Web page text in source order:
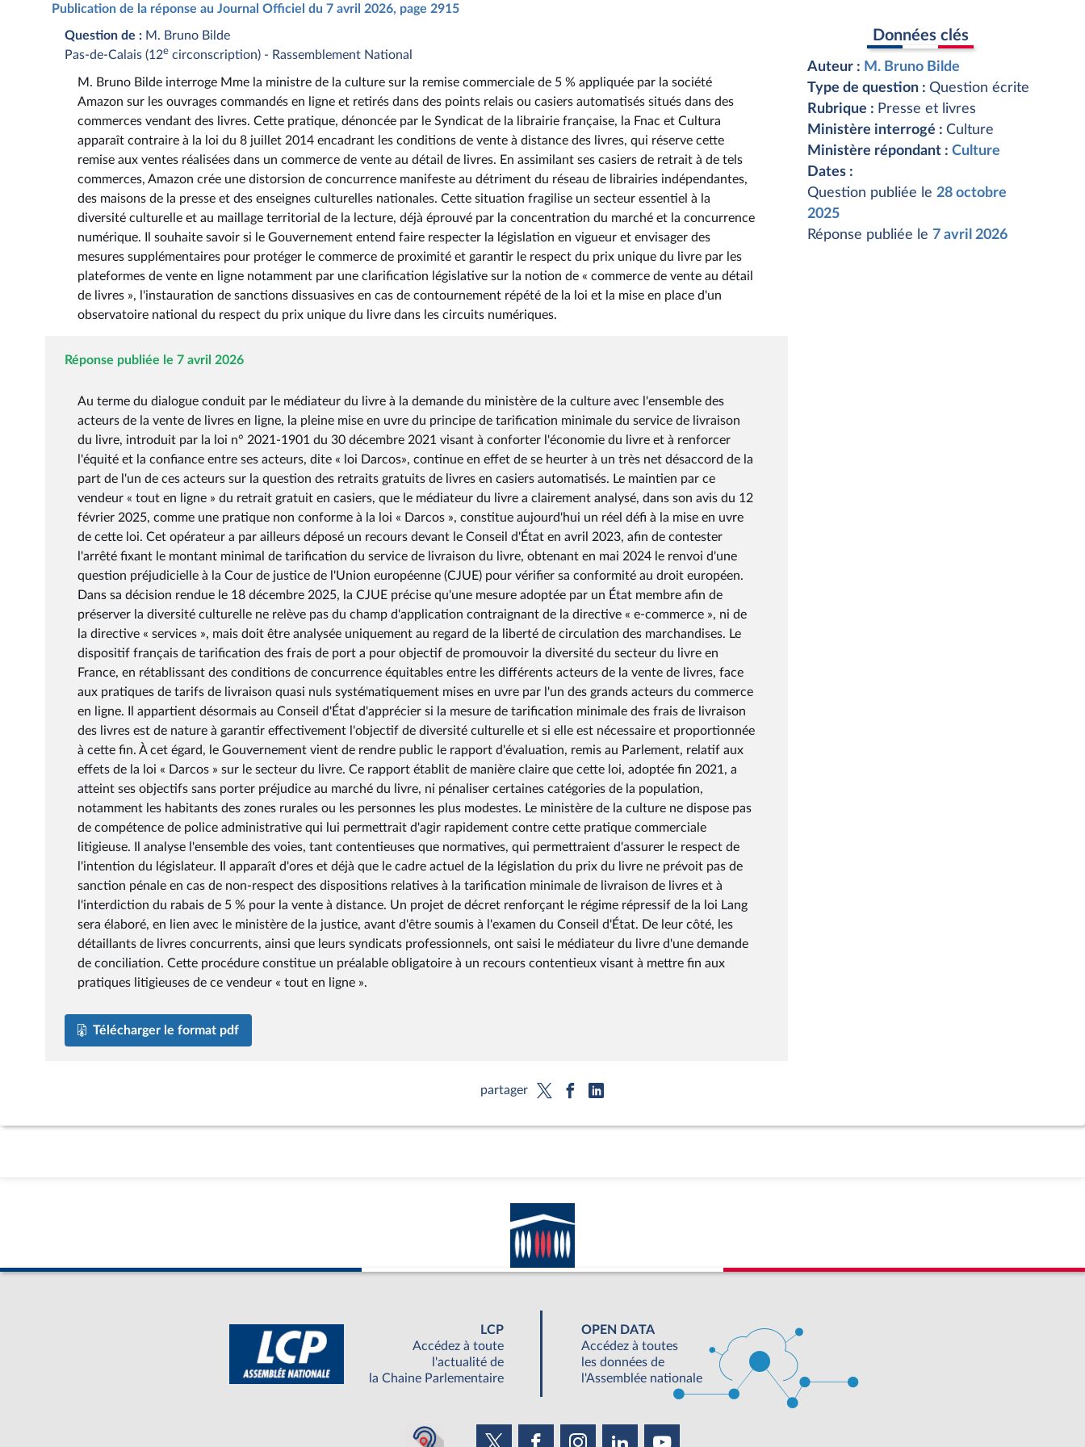
Publication de la réponse au Journal Officiel du 7 avril 2026, page 2915
Question de : M. Bruno Bilde
Pas-de-Calais (12e circonscription) - Rassemblement National
M. Bruno Bilde interroge Mme la ministre de la culture sur la remise commerciale de 5 % appliquée par la société
Amazon sur les ouvrages commandés en ligne et retirés dans des points relais ou casiers automatisés situés dans des
commerces vendant des livres. Cette pratique, dénoncée par le Syndicat de la librairie française, la Fnac et Cultura
apparaît contraire à la loi du 8 juillet 2014 encadrant les conditions de vente à distance des livres, qui réserve cette
remise aux ventes réalisées dans un commerce de vente au détail de livres. En assimilant ses casiers de retrait à de tels
commerces, Amazon crée une distorsion de concurrence manifeste au détriment du réseau de librairies indépendantes,
des maisons de la presse et des enseignes culturelles nationales. Cette situation fragilise un secteur essentiel à la
diversité culturelle et au maillage territorial de la lecture, déjà éprouvé par la concentration du marché et la concurrence
numérique. Il souhaite savoir si le Gouvernement entend faire respecter la législation en vigueur et envisager des
mesures supplémentaires pour protéger le commerce de proximité et garantir le respect du prix unique du livre par les
plateformes de vente en ligne notamment par une clarification législative sur la notion de « commerce de vente au détail
de livres », l'instauration de sanctions dissuasives en cas de contournement répété de la loi et la mise en place d'un
observatoire national du respect du prix unique du livre dans les circuits numériques.
Réponse publiée le 7 avril 2026
Au terme du dialogue conduit par le médiateur du livre à la demande du ministère de la culture avec l'ensemble des
acteurs de la vente de livres en ligne, la pleine mise en uvre du principe de tarification minimale du service de livraison
du livre, introduit par la loi n° 2021-1901 du 30 décembre 2021 visant à conforter l'économie du livre et à renforcer
l'équité et la confiance entre ses acteurs, dite « loi Darcos», continue en effet de se heurter à un très net désaccord de la
part de l'un de ces acteurs sur la question des retraits gratuits de livres en casiers automatisés. Le maintien par ce
vendeur « tout en ligne » du retrait gratuit en casiers, que le médiateur du livre a clairement analysé, dans son avis du 12
février 2025, comme une pratique non conforme à la loi « Darcos », constitue aujourd'hui un réel défi à la mise en uvre
de cette loi. Cet opérateur a par ailleurs déposé un recours devant le Conseil d'État en avril 2023, afin de contester
l'arrêté fixant le montant minimal de tarification du service de livraison du livre, obtenant en mai 2024 le renvoi d'une
question préjudicielle à la Cour de justice de l'Union européenne (CJUE) pour vérifier sa conformité au droit européen.
Dans sa décision rendue le 18 décembre 2025, la CJUE précise qu'une mesure adoptée par un État membre afin de
préserver la diversité culturelle ne relève pas du champ d'application contraignant de la directive « e-commerce », ni de
la directive « services », mais doit être analysée uniquement au regard de la liberté de circulation des marchandises. Le
dispositif français de tarification des frais de port a pour objectif de promouvoir la diversité du secteur du livre en
France, en rétablissant des conditions de concurrence équitables entre les différents acteurs de la vente de livres, face
aux pratiques de tarifs de livraison quasi nuls systématiquement mises en uvre par l'un des grands acteurs du commerce
en ligne. Il appartient désormais au Conseil d'État d'apprécier si la mesure de tarification minimale des frais de livraison
des livres est de nature à garantir effectivement l'objectif de diversité culturelle et si elle est nécessaire et proportionnée
à cette fin. À cet égard, le Gouvernement vient de rendre public le rapport d'évaluation, remis au Parlement, relatif aux
effets de la loi « Darcos » sur le secteur du livre. Ce rapport établit de manière claire que cette loi, adoptée fin 2021, a
atteint ses objectifs sans porter préjudice au marché du livre, ni pénaliser certaines catégories de la population,
notamment les habitants des zones rurales ou les personnes les plus modestes. Le ministère de la culture ne dispose pas
de compétence de police administrative qui lui permettrait d'agir rapidement contre cette pratique commerciale
litigieuse. Il analyse l'ensemble des voies, tant contentieuses que normatives, qui permettraient d'assurer le respect de
l'intention du législateur. Il apparaît d'ores et déjà que le cadre actuel de la législation du prix du livre ne prévoit pas de
sanction pénale en cas de non-respect des dispositions relatives à la tarification minimale de livraison de livres et à
l'interdiction du rabais de 5 % pour la vente à distance. Un projet de décret renforçant le régime répressif de la loi Lang
sera élaboré, en lien avec le ministère de la justice, avant d'être soumis à l'examen du Conseil d'État. De leur côté, les
détaillants de livres concurrents, ainsi que leurs syndicats professionnels, ont saisi le médiateur du livre d'une demande
de conciliation. Cette procédure constitue un préalable obligatoire à un recours contentieux visant à mettre fin aux
pratiques litigieuses de ce vendeur « tout en ligne ».
Télécharger le format pdf
Données clés
Auteur : M. Bruno Bilde
Type de question : Question écrite
Rubrique : Presse et livres
Ministère interrogé : Culture
Ministère répondant : Culture
Dates :
Question publiée le 28 octobre
2025
Réponse publiée le 7 avril 2026
partager
LCP
Accédez à toute
l'actualité de
la Chaine Parlementaire
OPEN DATA
Accédez à toutes
les données de
l'Assemblée nationale